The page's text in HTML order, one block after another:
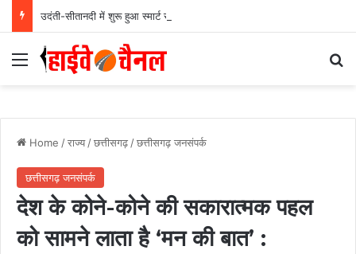
Menu
Home /राज्य /छत्तीसगढ़ /छत्तीसगढ़ जनसंपर्क
छत्तीसगढ़ जनसंपर्क
देश के कोने-कोने की सकारात्मक पहल
को सामने लाता है ‘मन की बात’ :